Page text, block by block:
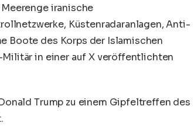
iranische
Küstenradaranlagen, Anti-
Boote des Korps der Islamischen
in einer auf X veröffentlichten
Trump zu einem Gipfeltreffen des